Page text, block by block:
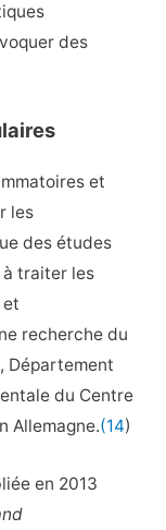
des
et
les
des études
traiter les
et
recherche du
Département
du Centre
Allemagne.(14)
en 2013